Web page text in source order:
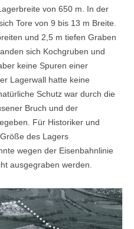
von 650 m. In der
Tore von 9 bis 13 m Breite.
und 2,5 m tiefen Graben
sich Kochgruben und
keine Spuren einer
Lagerwall hatte keine
Schutz war durch die
Bruch und der
Für Historiker und
des Lagers
wegen der Eisenbahnlinie
ausgegraben werden.